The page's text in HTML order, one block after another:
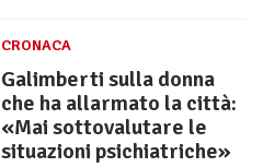
CRONACA
Galimberti sulla donna
che ha allarmato la città:
«Mai sottovalutare le
situazioni psichiatriche»